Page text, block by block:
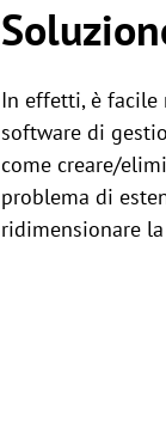
In effetti, è facile
software di
come creare/
problema di
ridimensionare